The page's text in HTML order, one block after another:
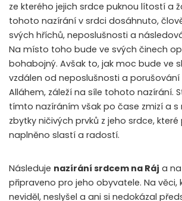
ze kterého jejich srdce puknou lítostí a
tohoto nazírání v srdci dosáhnuto,
svých hříchů, neposlušnosti a
Na místo toho bude ve svých činech
bohabojný. Avšak to, jak moc bude ve
vzdálen od neposlušnosti a
Alláhem, záleží na síle tohoto nazírání.
tímto nazíráním však po čase zmizí a s
zbytky ničivých prvků z jeho srdce,
naplněno slastí a radostí.
Následuje nazírání srdcem na Ráj a
připraveno pro jeho obyvatele. Na věci,
neviděl, neslyšel a ani si nedokázal